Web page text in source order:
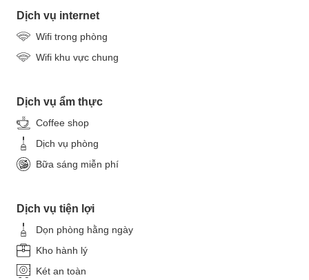
Dịch vụ internet
Wifi trong phòng
Wifi khu vực chung
Dịch vụ ẩm thực
Coffee shop
Dịch vụ phòng
Bữa sáng miễn phí
Dịch vụ tiện lợi
Dọn phòng hằng ngày
Kho hành lý
Két an toàn